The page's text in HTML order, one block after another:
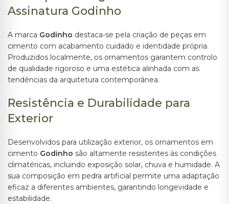
Assinatura Godinho
A marca Godinho destaca-se pela criação de peças em
cimento com acabamento cuidado e identidade própria.
Produzidos localmente, os ornamentos garantem controlo
de qualidade rigoroso e uma estética alinhada com as
tendências da arquitetura contemporânea.
Resistência e Durabilidade para
Exterior
Desenvolvidos para utilização exterior, os ornamentos em
cimento Godinho são altamente resistentes às condições
climatéricas, incluindo exposição solar, chuva e humidade. A
sua composição em pedra artificial permite uma adaptação
eficaz a diferentes ambientes, garantindo longevidade e
estabilidade.